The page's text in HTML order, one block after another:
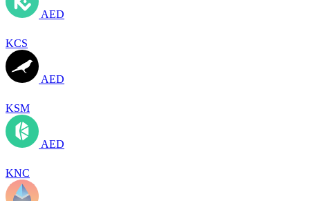
AED
KCS
AED
KSM
AED
KNC